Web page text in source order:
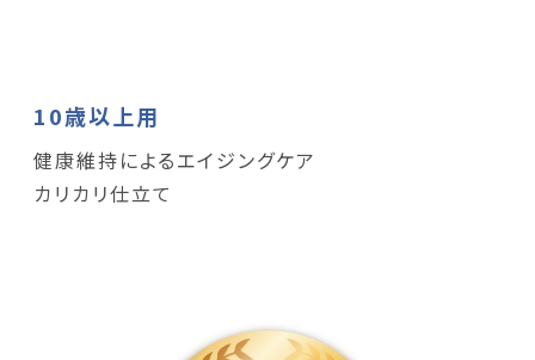
10歳以上用
健康維持によるエイジングケア
カリカリ仕立て